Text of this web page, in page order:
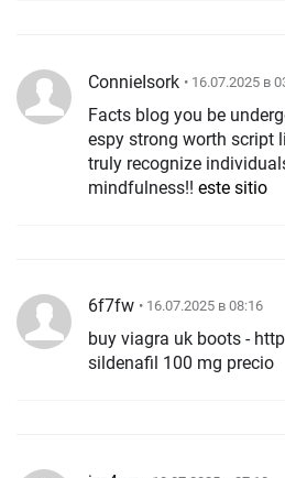
ConnieIsork • 16.07.2025 в
Facts blog you be
espy strong worth script
truly recognize
mindfulness!! este sitio
6f7fw • 16.07.2025 в 08:16
buy viagra uk boots -
sildenafil 100 mg precio